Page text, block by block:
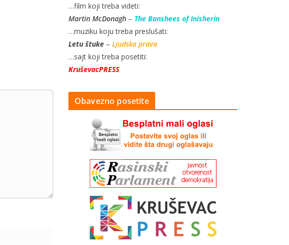
…film koji treba videti:
Martin McDonagh – The Banshees of Inisherin
…muziku koju treba preslušati:
Letu štuke – Ljudska prava
…sajt koji treba posetiti:
KruševacPRESS
Obavezno posetite